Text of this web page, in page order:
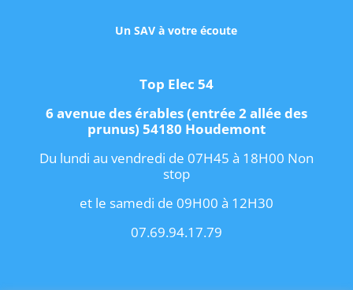
Un SAV à votre écoute
Top Elec 54
6 avenue des érables (entrée 2 allée des
prunus) 54180 Houdemont
Du lundi au vendredi de 07H45 à 18H00 Non
stop
et le samedi de 09H00 à 12H30
07.69.94.17.79